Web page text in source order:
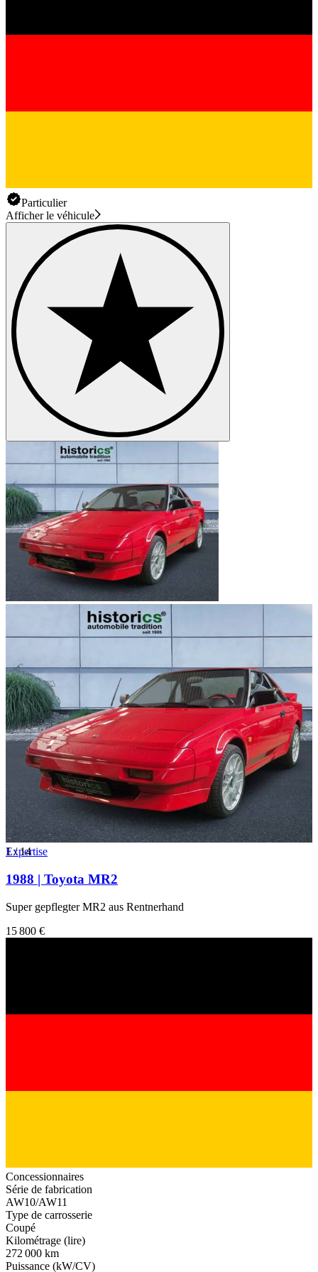
Particulier
Afficher le véhicule
1/14
Expertise
1988 | Toyota MR2
Super gepflegter MR2 aus Rentnerhand
15 800 €
Concessionnaires
Série de fabrication
AW10/AW11
Type de carrosserie
Coupé
Kilométrage (lire)
272 000 km
Puissance (kW/CV)